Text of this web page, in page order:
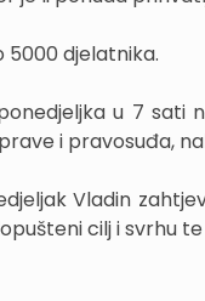
5000 djelatnika.
u 7
i pravosuđa,
Vladin
cilj i svrhu